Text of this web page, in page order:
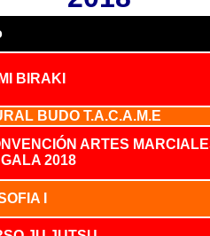
BIRAKI
BUDO T.A.C.A.M.E
ARTES
2018
I